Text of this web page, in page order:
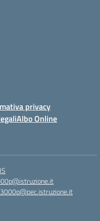
privacy
Albo Online